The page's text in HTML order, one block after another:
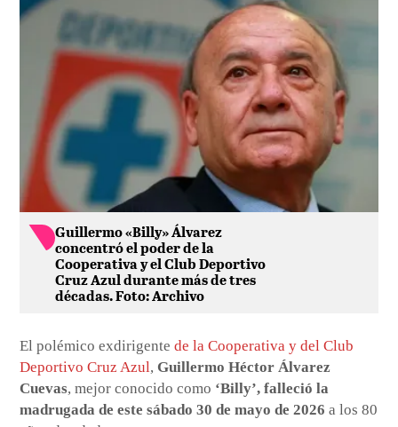
Guillermo «Billy» Álvarez
concentró el poder de la
Cooperativa y el Club Deportivo
Cruz Azul durante más de tres
décadas. Foto: Archivo
El polémico exdirigentede la Cooperativa y del Club
Deportivo Cruz Azul,Guillermo Héctor Álvarez
Cuevas, mejor conocido como ‘Billy’, falleció la
madrugada de este sábado 30 de mayo de 2026 a los 80